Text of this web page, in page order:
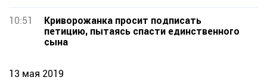
10:51
Криворожанка просит подписать
петицию, пытаясь спасти единственного
сына
13 мая 2019